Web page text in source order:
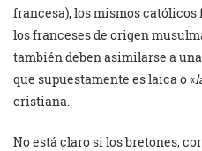
francesa), los mismos
los franceses de origen
también deben asimilarse a
que supuestamente es laica o «
cristiana.
No está claro si los bretones,